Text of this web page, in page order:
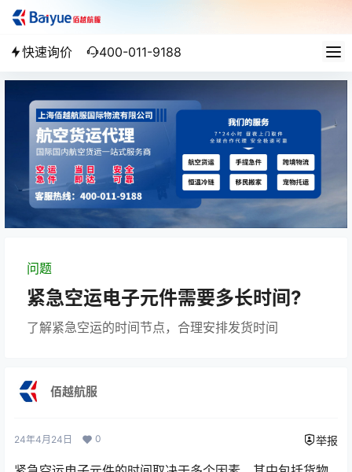
快速询价 400-011-9188
问题
紧急空运电子元件需要多长时间?
了解紧急空运的时间节点，合理安排发货时间
佰越航服
24年4月24日 0 举报